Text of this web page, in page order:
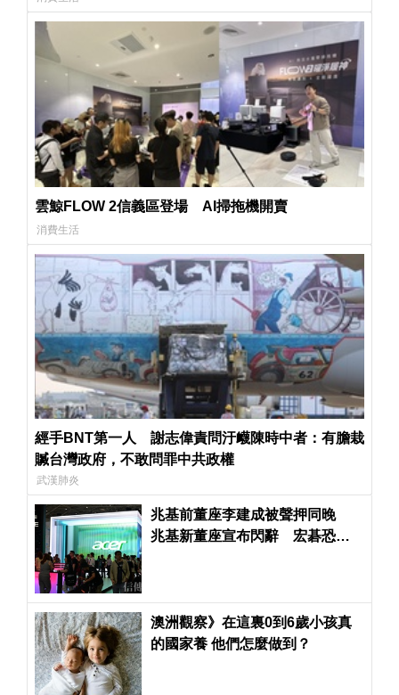
雲鯨FLOW 2信義區登場 AI掃拖機開賣
消費生活
經手BNT第一人 謝志偉責問汙衊陳時中者：有膽栽
贓台灣政府，不敢問罪中共政權
武漢肺炎
兆基前董座李建成被聲押同晚
兆基新董座宣布閃辭 宏碁恐得
澳洲觀察》在這裏0到6歲小孩真
的國家養 他們怎麼做到？